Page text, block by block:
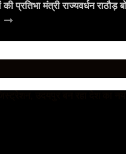
प्रतिभा मंत्री राज्यवर्धन